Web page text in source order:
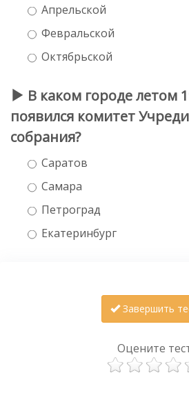
Апрельской
Февральской
Октябрьской
В каком городе летом
появился комитет
собрания?
Саратов
Самара
Петроград
Екатеринбург
Завершить
Оцените